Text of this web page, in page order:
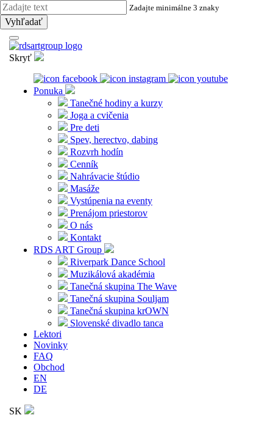
Zadajte minimálne 3 znaky
Vyhľadať
Skryť
Ponuka
Tanečné hodiny a kurzy
Joga a cvičenia
Pre deti
Spev, herectvo, dabing
Rozvrh hodín
Cenník
Nahrávacie štúdio
Masáže
Vystúpenia na eventy
Prenájom priestorov
O nás
Kontakt
RDS ART Group
Riverpark Dance School
Muzikálová akadémia
Tanečná skupina The Wave
Tanečná skupina Souljam
Tanečná skupina krOWN
Slovenské divadlo tanca
Lektori
Novinky
FAQ
Obchod
EN
DE
SK